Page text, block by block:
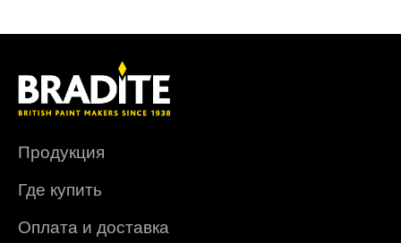
Продукция
Где купить
Оплата и доставка